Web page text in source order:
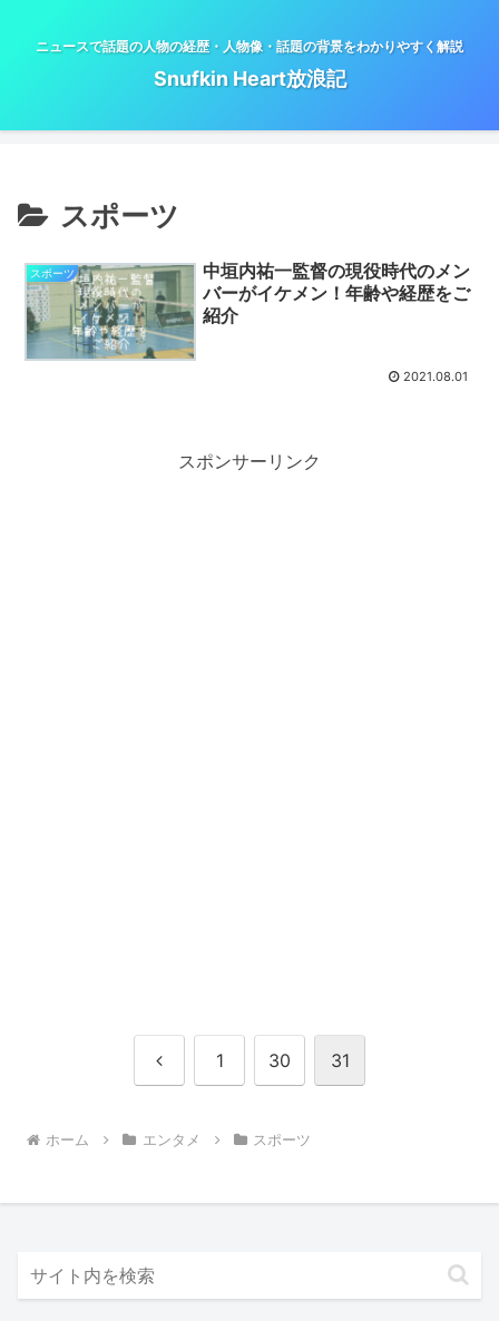
ニュースで話題の人物の経歴・人物像・話題の背景をわかりやすく解説
Snufkin Heart放浪記
スポーツ
スポーツ
中垣内祐一監督の現役時代のメン
バーがイケメン！年齢や経歴をご
紹介
2021.08.01
スポンサーリンク
前 1 30 31
ホーム エンタメ スポーツ